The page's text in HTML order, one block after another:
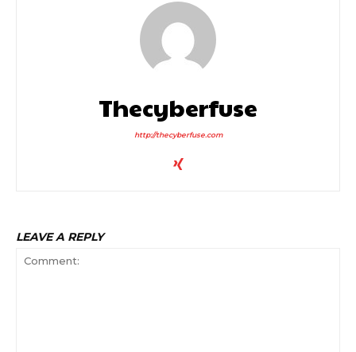
Thecyberfuse
http://thecyberfuse.com
LEAVE A REPLY